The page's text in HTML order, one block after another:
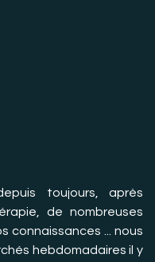
toujours, après
de nombreuses
connaissances ... nous
hebdomadaires il y